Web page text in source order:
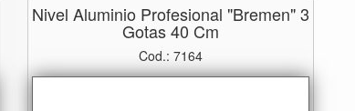
Nivel Aluminio Profesional "bremen" 3
Gotas 40 Cm
Cod.: 7164